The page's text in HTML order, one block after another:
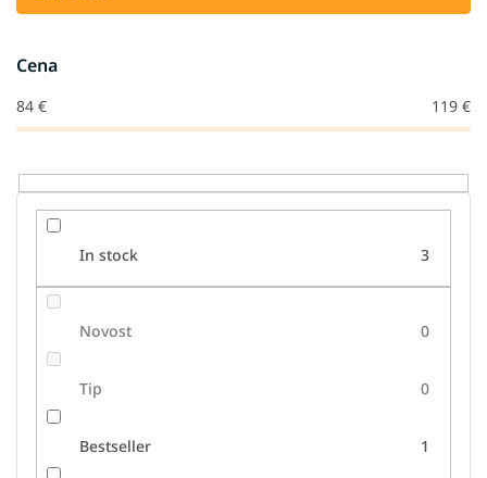
e
i
z
e
l
Cena
84 € 119 €
In stock 3
Novost 0
Tip 0
Bestseller 1